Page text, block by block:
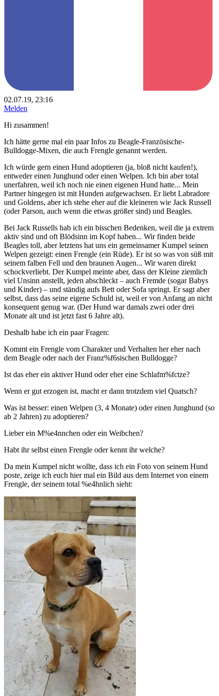
02.07.19, 23:16
Melden
Hi zusammen!
Ich hätte gerne mal ein paar Infos zu Beagle-Französische-
Bulldogge-Mixen, die auch Frengle genannt werden.
Ich würde gern einen Hund adoptieren (ja, bloß nicht kaufen!),
entweder einen Junghund oder einen Welpen. Ich bin aber total
unerfahren, weil ich noch nie einen eigenen Hund hatte... Mein
Partner hingegen ist mit Hunden aufgewachsen. Er liebt Labradore
und Goldens, aber ich stehe eher auf die kleineren wie Jack Russell
(oder Parson, auch wenn die etwas größer sind) und Beagles.
Bei Jack Russells hab ich ein bisschen Bedenken, weil die ja extrem
aktiv sind und oft Blödsinn im Kopf haben... Wir finden beide
Beagles toll, aber letztens hat uns ein gemeinsamer Kumpel seinen
Welpen gezeigt: einen Frengle (ein Rüde). Er ist so was von süß mit
seinem falben Fell und den braunen Augen... Wir waren direkt
schockverliebt. Der Kumpel meinte aber, dass der Kleine ziemlich
viel Unsinn anstellt, jeden abschleckt – auch Fremde (sogar Babys
und Kinder) – und ständig aufs Bett oder Sofa springt. Er sagt aber
selbst, dass das seine eigene Schuld ist, weil er von Anfang an nicht
konsequent genug war. (Der Hund war damals zwei oder drei
Monate alt und ist jetzt fast 6 Jahre alt).
Deshalb habe ich ein paar Fragen:
Kommt ein Frengle vom Charakter und Verhalten her eher nach
dem Beagle oder nach der Franz%f6sischen Bulldogge?
Ist das eher ein aktiver Hund oder eher eine Schlafm%fctze?
Wenn er gut erzogen ist, macht er dann trotzdem viel Quatsch?
Was ist besser: einen Welpen (3, 4 Monate) oder einen Junghund (so
ab 2 Jahren) zu adoptieren?
Lieber ein M%e4nnchen oder ein Weibchen?
Habt ihr selbst einen Frengle oder kennt ihr welche?
Da mein Kumpel nicht wollte, dass ich ein Foto von seinem Hund
poste, zeige ich euch hier mal ein Bild aus dem Internet von einem
Frengle, der seinem total %e4hnlich sieht: